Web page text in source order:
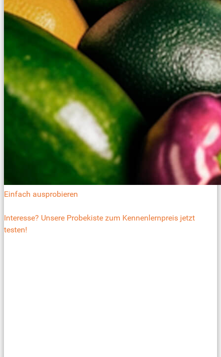
Einfach ausprobieren
Interesse? Unsere Probekiste zum Kennenlernpreis jetzt
testen!